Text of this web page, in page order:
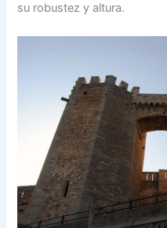
su robustez y altura.